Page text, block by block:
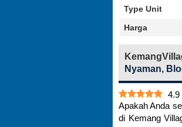
Type Unit
Harga
Nyaman,
4.9
Apakah Anda
di Kemang